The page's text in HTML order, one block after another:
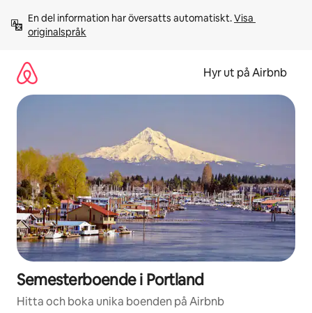
innehåll
En del information har översatts automatiskt. Visa
originalspråk
Hyr ut på Airbnb
Semesterboende i Portland
Hitta och boka unika boenden på Airbnb